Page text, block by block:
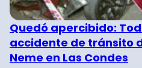
Quedó apercibido:
accidente de tránsito
Neme en Las Condes